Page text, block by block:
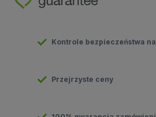
Kontrole bezpieczeństwa
Przejrzyste ceny